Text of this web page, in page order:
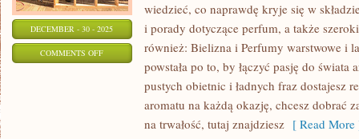
DECEMBER - 30 - 2025
COMMENTS OFFON
wiedzieć, co naprawdę kryje się w
i porady dotyczące perfum, a także
również: Bielizna i Perfumy warstwowe i
powstała po to, by łączyć pasję do
pustych obietnic i ładnych fraz dostajesz
aromatu na każdą okazję, chcesz dobrać
na trwałość, tutaj znajdziesz [ Read More